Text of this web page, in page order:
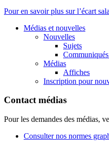
Pour en savoir plus sur l’écart
Médias et nouvelles
Nouvelles
Sujets
Médias
Affiches
Inscription pour
Contact médias
Pour les demandes des médias,
Consulter nos normes